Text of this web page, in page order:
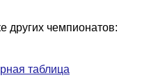
других чемпионатов:
таблица